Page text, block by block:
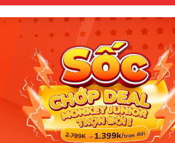
of winning.
that they will succeed.
in his teacher.
of our decision.
about her skills.
that their team will win.
about his future.